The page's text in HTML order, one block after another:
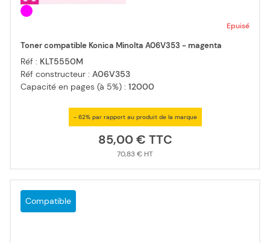
Epuisé
Toner compatible Konica Minolta A06V353 - magenta
Réf : KLT5550M
Réf constructeur : A06V353
Capacité en pages (à 5%) : 12000
- 62% par rapport au produit de la marque
85,00 €
70,83 €
Compatible